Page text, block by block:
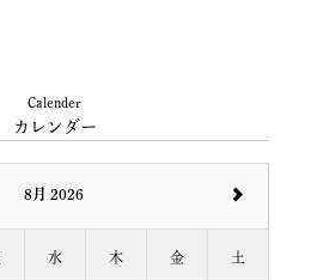
Calender
カレンダー
8月 2026
水 木 金 土